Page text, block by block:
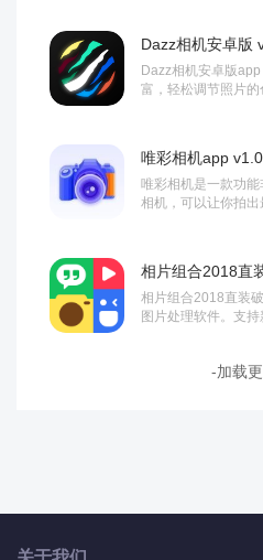
Dazz相机安卓版
Dazz相机安卓版
富，轻松调节照片
唯彩相机app
唯彩相机是一款功
相机，可以让你拍
相片组合2018直
相片组合2018直装
图片处理软件。支
-加载